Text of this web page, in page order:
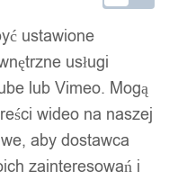
ustawione
usługi
lub Vimeo. Mogą
wideo na naszej
aby dostawca
zainteresowań i